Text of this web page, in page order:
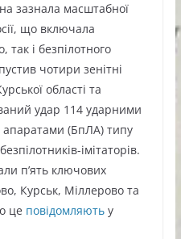
зазнала масштабної
що включала
так і безпілотного
чотири зенітні
області та
удар 114 ударними
апаратами (БпЛА) типу
імітаторів.
п’ять ключових
Курськ, Міллерово та
це повідомляютьу